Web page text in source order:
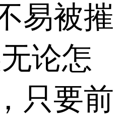
易被摧
论怎
只要前